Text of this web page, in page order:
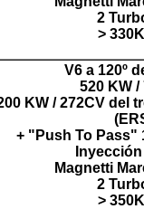
2
>
V6 a 120º
520 KW /
KW / 272CV del
+ "Push To Pass"
Magnetti
2
>